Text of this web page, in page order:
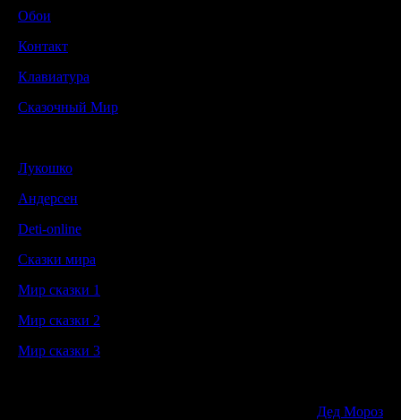
Обои
Контакт
Клавиатура
Сказочный Мир
Лукошко
Андерсен
Deti-online
Сказки мира
Мир сказки 1
Мир сказки 2
Мир сказки 3
Дед Мороз